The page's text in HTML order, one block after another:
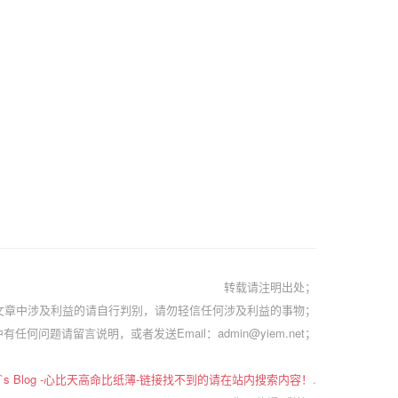
转载请注明出处；
章中涉及利益的请自行判别，请勿轻信任何涉及利益的事物；
任何问题请留言说明，或者发送Email：admin@yiem.net；
Blog -心比天高命比纸薄-链接找不到的请在站内搜索内容！ .